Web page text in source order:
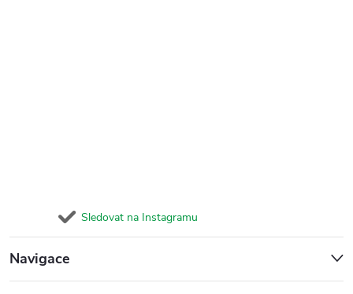
Sledovat na Instagramu
Navigace